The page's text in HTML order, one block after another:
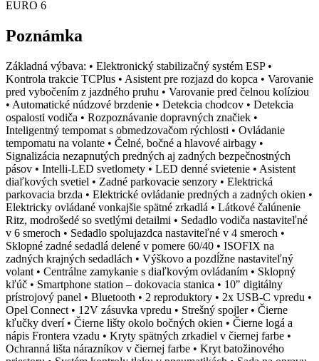
EURO 6
Poznámka
Základná výbava: • Elektronický stabilizačný systém ESP •
Kontrola trakcie TCPlus • Asistent pre rozjazd do kopca • Varovanie
pred vybočením z jazdného pruhu • Varovanie pred čelnou kolíziou
• Automatické núdzové brzdenie • Detekcia chodcov • Detekcia
ospalosti vodiča • Rozpoznávanie dopravných značiek •
Inteligentný tempomat s obmedzovačom rýchlosti • Ovládanie
tempomatu na volante • Čelné, bočné a hlavové airbagy •
Signalizácia nezapnutých predných aj zadných bezpečnostných
pásov • Intelli-LED svetlomety • LED denné svietenie • Asistent
diaľkových svetiel • Zadné parkovacie senzory • Elektrická
parkovacia brzda • Elektrické ovládanie predných a zadných okien •
Elektricky ovládané vonkajšie spätné zrkadlá • Látkové čalúnenie
Ritz, modrošedé so svetlými detailmi • Sedadlo vodiča nastaviteľné
v 6 smeroch • Sedadlo spolujazdca nastaviteľné v 4 smeroch •
Sklopné zadné sedadlá delené v pomere 60/40 • ISOFIX na
zadných krajných sedadlách • Výškovo a pozdĺžne nastaviteľný
volant • Centrálne zamykanie s diaľkovým ovládaním • Sklopný
kľúč • Smartphone station – dokovacia stanica • 10" digitálny
prístrojový panel • Bluetooth • 2 reproduktory • 2x USB-C vpredu •
Opel Connect • 12V zásuvka vpredu • Strešný spojler • Čierne
kľučky dverí • Čierne lišty okolo bočných okien • Čierne logá a
nápis Frontera vzadu • Kryty spätných zrkadiel v čiernej farbe •
Ochranná lišta nárazníkov v čiernej farbe • Kryt batožinového